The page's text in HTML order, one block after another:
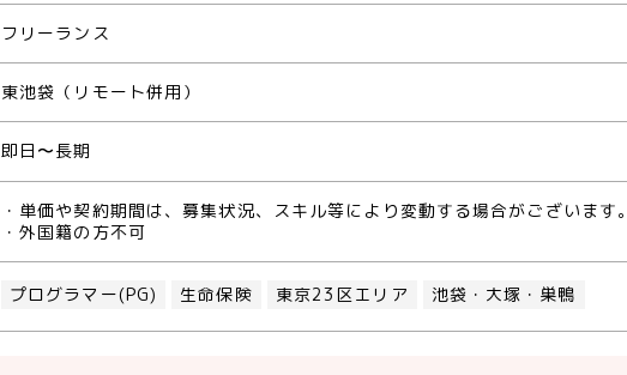
フリーランス
東池袋（リモート併用）
即日〜長期
・単価や契約期間は、募集状況、スキル等により変動する場合がございます。
・外国籍の方不可
プログラマー(PG) 生命保険 東京23区エリア 池袋・大塚・巣鴨